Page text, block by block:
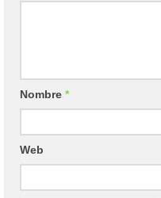
Nombre *
Web